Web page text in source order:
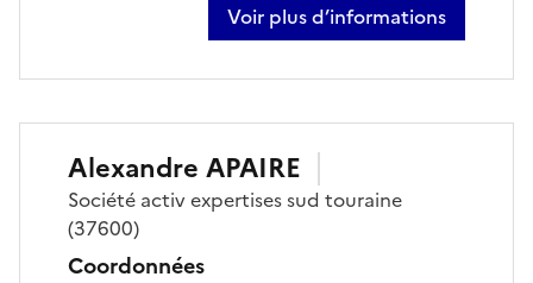
Voir plus d’informations
sur pascal paour
Alexandre APAIRE
Société activ expertises sud touraine
(37600)
Coordonnées